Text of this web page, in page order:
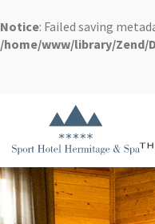
Notice: Failed saving
/home/www/library/Zend/